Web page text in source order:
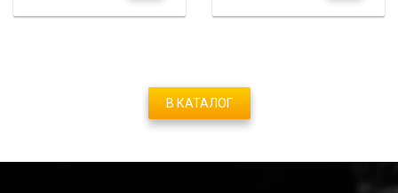
В КАТАЛОГ